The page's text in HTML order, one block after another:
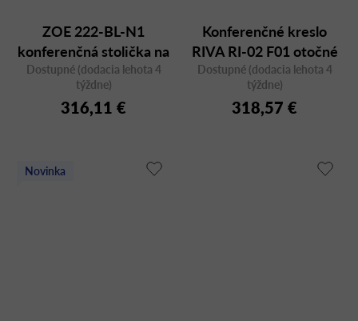
ZOE 222-BL-N1
konferenčná stolička na
kolieskach
Dostupné (dodacia lehota 4
týždne)
316,11 €
Konferenčné kreslo
RIVA RI-02 F01 otočné
Dostupné (dodacia lehota 4
týždne)
318,57 €
Novinka